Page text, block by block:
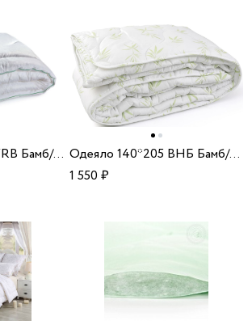
Одеяло 200*220 VRB Бамб/ХБ 150 22
Одеяло 140*205 ВНБ Бамб/ХБ 150 33
1 550₽